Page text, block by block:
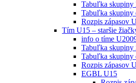
Tabuľka skupiny
Tabuľka skupiny
Rozpis zápasov
Tím U15 – staršie
info o tíme
Tabuľka skupiny
Tabuľka skupiny
Rozpis zápasov
EGBL U15